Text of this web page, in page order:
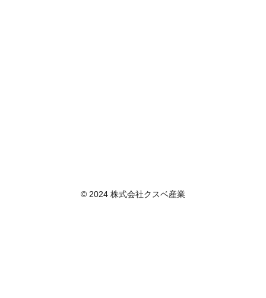
© 2024 株式会社クスベ産業